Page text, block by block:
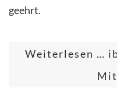
geehrt.
Weiterlesen …